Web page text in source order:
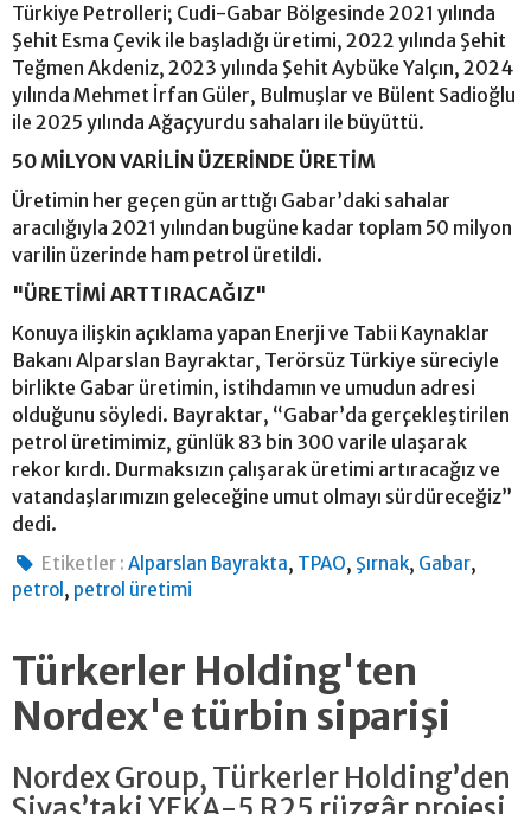
Türkiye Petrolleri; Cudi-Gabar Bölgesinde 2021 yılında
Şehit Esma Çevik ile başladığı üretimi, 2022 yılında Şehit
Teğmen Akdeniz, 2023 yılında Şehit Aybüke Yalçın, 2024
yılında Mehmet İrfan Güler, Bulmuşlar ve Bülent Sadioğlu
ile 2025 yılında Ağaçyurdu sahaları ile büyüttü.
50 MİLYON VARİLİN ÜZERİNDE ÜRETİM
Üretimin her geçen gün arttığı Gabar’daki sahalar
aracılığıyla 2021 yılından bugüne kadar toplam 50 milyon
varilin üzerinde ham petrol üretildi.
"ÜRETİMİ ARTTIRACAĞIZ"
Konuya ilişkin açıklama yapan Enerji ve Tabii Kaynaklar
Bakanı Alparslan Bayraktar, Terörsüz Türkiye süreciyle
birlikte Gabar üretimin, istihdamın ve umudun adresi
olduğunu söyledi. Bayraktar, “Gabar’da gerçekleştirilen
petrol üretimimiz, günlük 83 bin 300 varile ulaşarak
rekor kırdı. Durmaksızın çalışarak üretimi artıracağız ve
vatandaşlarımızın geleceğine umut olmayı sürdüreceğiz”
dedi.
Etiketler : Alparslan Bayrakta, TPAO, Şırnak, Gabar,
petrol , petrol üretimi
Türkerler Holding'ten
Nordex'e türbin siparişi
Nordex Group, Türkerler Holding’den